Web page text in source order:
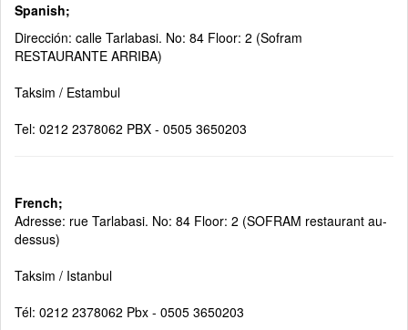
Spanish;
Dirección: calle Tarlabasi. No: 84 Floor: 2 (Sofram
RESTAURANTE ARRIBA)
Taksim / Estambul
Tel: 0212 2378062 PBX - 0505 3650203
French;
Adresse: rue Tarlabasi. No: 84 Floor: 2 (SOFRAM restaurant au-
dessus)
Taksim / Istanbul
Tél: 0212 2378062 Pbx - 0505 3650203